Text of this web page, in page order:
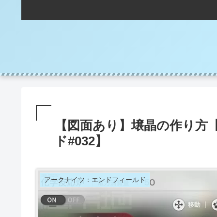
【図面あり】壌晶の作り
ド#032】
アークナイツ：エンドフィールド